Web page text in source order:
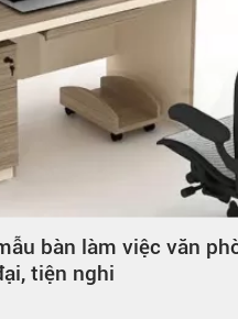
bàn làm việc văn
tiện nghi